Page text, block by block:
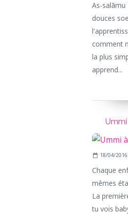
As-salãmu
douces
comment
la plus
apprend...
18/04/2016
Chaque
mêmes
La
tu vois